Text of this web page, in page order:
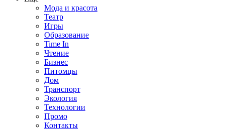
Мода и красота
Театр
Игры
Образование
Time In
Чтение
Бизнес
Питомцы
Дом
Транспорт
Экология
Технологии
Промо
Контакты